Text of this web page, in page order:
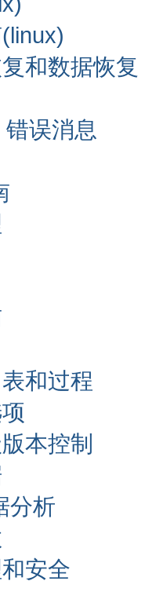
和数据恢复
误消息
和过程
本控制
分析
安全